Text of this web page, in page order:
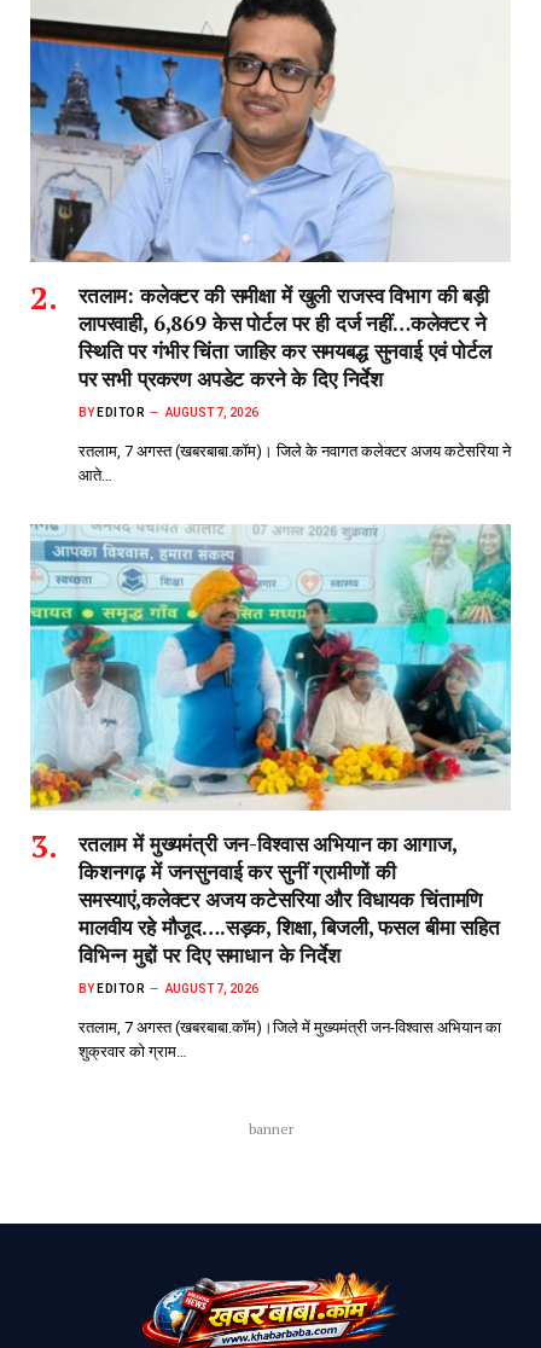
रतलाम: कलेक्टर की समीक्षा में खुली राजस्व विभाग की बड़ी
लापरवाही, 6,869 केस पोर्टल पर ही दर्ज नहीं…कलेक्टर ने
स्थिति पर गंभीर चिंता जाहिर कर समयबद्ध सुनवाई एवं पोर्टल
पर सभी प्रकरण अपडेट करने के दिए निर्देश
BY EDITOR AUGUST 7, 2026
रतलाम, 7 अगस्त (खबरबाबा.कॉम)। जिले के नवागत कलेक्टर अजय कटेसरिया ने
आते…
रतलाम में मुख्यमंत्री जन-विश्वास अभियान का आगाज,
किशनगढ़ में जनसुनवाई कर सुनीं ग्रामीणों की
समस्याएं,कलेक्टर अजय कटेसरिया और विधायक चिंतामणि
मालवीय रहे मौजूद….सड़क, शिक्षा, बिजली, फसल बीमा सहित
विभिन्न मुद्दों पर दिए समाधान के निर्देश
BY EDITOR AUGUST 7, 2026
रतलाम, 7 अगस्त (खबरबाबा.कॉम)।जिले में मुख्यमंत्री जन-विश्वास अभियान का
शुक्रवार को ग्राम…
banner